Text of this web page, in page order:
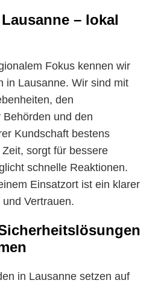
– lokal
Fokus kennen wir
in Lausanne. Wir sind mit
den
und den
Kundschaft bestens
sorgt für bessere
schnelle Reaktionen.
Einsatzort ist ein klarer
Vertrauen.
in Lausanne setzen auf